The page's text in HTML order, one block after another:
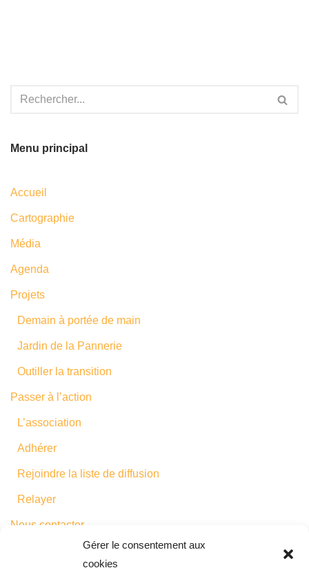
Gérer le consentement aux
cookies
mouvement
Menu principal
Accueil
Cartographie
Média
Agenda
Projets
Demain à portée de main
Jardin de la Pannerie
Outiller la transition
Passer à l’action
L’association
Adhérer
Rejoindre la liste de diffusion
Relayer
Nous contacter